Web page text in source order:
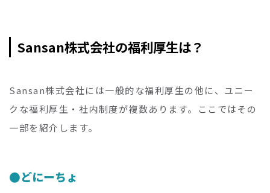
Sansan株式会社の福利厚生は？
Sansan株式会社には一般的な福利厚生の他に、ユニー
クな福利厚生・社内制度が複数あります。ここではその
一部を紹介します。
どにーちょ